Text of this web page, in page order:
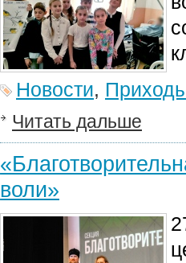
Новости,
Читать дальше
воли»